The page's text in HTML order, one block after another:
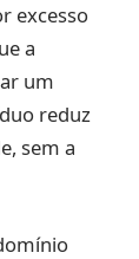
excesso
a
um
reduz
sem a